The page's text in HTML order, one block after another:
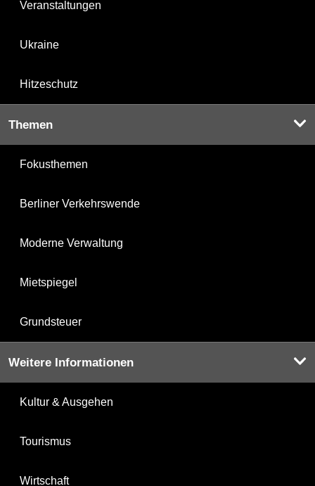
Veranstaltungen
Ukraine
Hitzeschutz
Themen
Fokusthemen
Berliner Verkehrswende
Moderne Verwaltung
Mietspiegel
Grundsteuer
Weitere Informationen
Kultur & Ausgehen
Tourismus
Wirtschaft